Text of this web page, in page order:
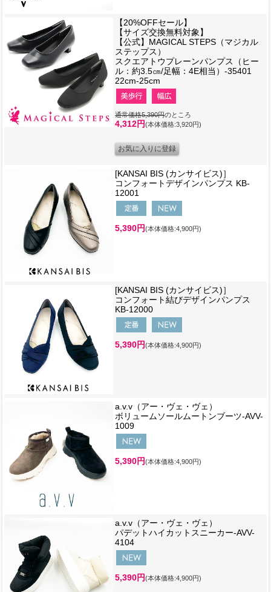
【20%OFFセール】
【サイズ交換無料対象】
【公式】MAGICAL STEPS（マジカル
ステップス）
スクエアトウプレーンパンプス（ヒー
ル：約3.5㎝/足幅：4E相当）-35401
22cm-25cm
通常価格5,390円のところ
4,312円(本体価格:3,920円)
[KANSAI BIS (カンサイビス)］
コンフォートデザインパンプス KB-
12001
5,390円(本体価格:4,900円)
[KANSAI BIS (カンサイビス)］
コンフォート結びデザインパンプス
KB-12000
5,390円(本体価格:4,900円)
a.v.v（アー・ヴェ・ヴェ）
ボリュームソールムートンブーツ-AVV-
1009
5,390円(本体価格:4,900円)
a.v.v（アー・ヴェ・ヴェ）
パデットハイカットスニーカー-AVV-
4104
5,390円(本体価格:4,900円)